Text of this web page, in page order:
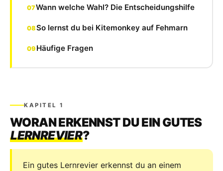
Wann welche Wahl? Die Entscheidungshilfe
So lernst du bei Kitemonkey auf Fehmarn
Häufige Fragen
KAPITEL 1
WORAN ERKENNST DU EIN GUTES
LERNREVIER?
Ein gutes Lernrevier erkennst du an einem